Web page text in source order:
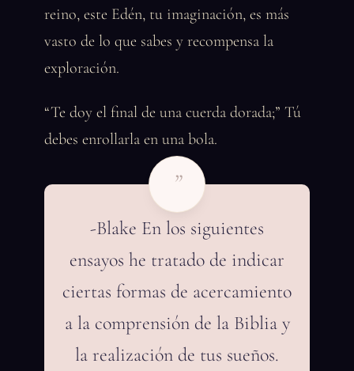
reino, este Edén, tu imaginación, es más
vasto de lo que sabes y recompensa la
exploración.
“Te doy el final de una cuerda dorada;” Tú
debes enrollarla en una bola.
”
-Blake En los siguientes
ensayos he tratado de indicar
ciertas formas de acercamiento
a la comprensión de la Biblia y
la realización de tus sueños.